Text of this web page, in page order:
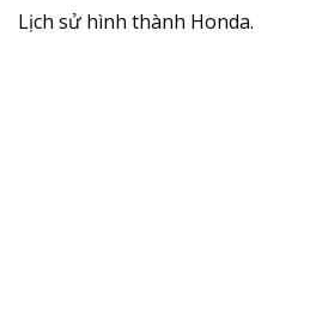
Lịch sử hình thành Honda.